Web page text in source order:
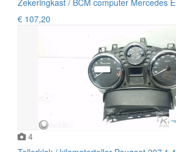
€ 107,20
4